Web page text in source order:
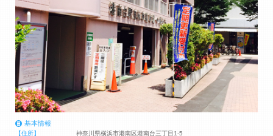
基本情報
【住所】
神奈川県横浜市港南区港南台三丁目1-5